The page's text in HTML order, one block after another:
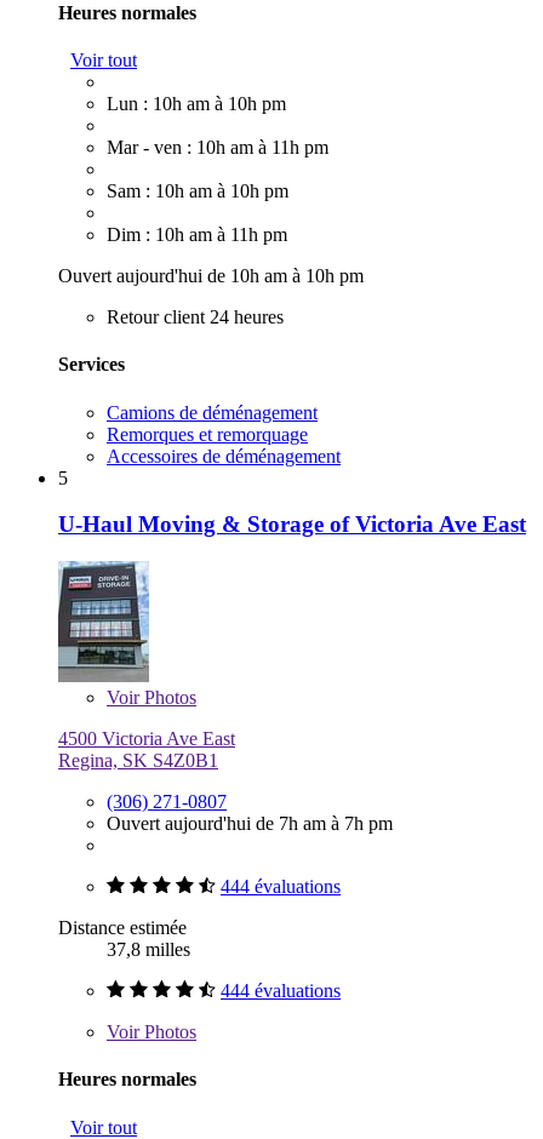
Heures normales
Voir tout
Lun : 10h am à 10h pm
Mar - ven : 10h am à 11h pm
Sam : 10h am à 10h pm
Dim : 10h am à 11h pm
Ouvert aujourd'hui de 10h am à 10h pm
Retour client 24 heures
Services
Camions de déménagement
Remorques et remorquage
Accessoires de déménagement
5
U-Haul Moving & Storage of Victoria Ave East
VoirPhotos
4500 Victoria Ave East
Regina, SK S4Z0B1
(306) 271-0807
Ouvert aujourd'hui de 7h am à 7h pm
444 évaluations
Distance estimée
37,8 milles
444 évaluations
VoirPhotos
Heures normales
Voir tout